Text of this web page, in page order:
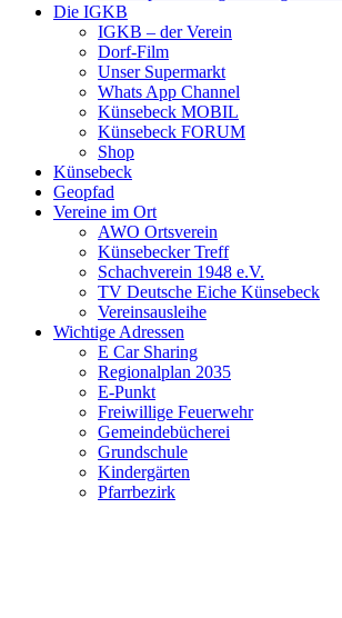
Die IGKB
IGKB – der Verein
Dorf-Film
Unser Supermarkt
Whats App Channel
Künsebeck MOBIL
Künsebeck FORUM
Shop
Künsebeck
Geopfad
Vereine im Ort
AWO Ortsverein
Künsebecker Treff
Schachverein 1948 e.V.
TV Deutsche Eiche Künsebeck
Vereinsausleihe
Wichtige Adressen
E Car Sharing
Regionalplan 2035
E-Punkt
Freiwillige Feuerwehr
Gemeindebücherei
Grundschule
Kindergärten
Pfarrbezirk